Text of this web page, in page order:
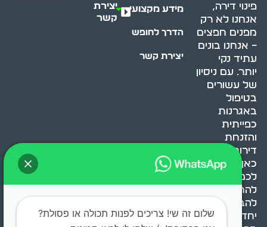
פינוי דירה,
אנחנו לא רק
מפנים חפצים
– אנחנו בונים
עתיד נקי
יותר. עם ניסיון
של עשורים
בטיפול
באגרנות
כפייתית
והזנחת
דירות, אנחנו
כאן כדי לעזור
לכם
להתמודד,
להבין ולשנות.
יחד, ניצור
מידע מקצועי
הדרך לחופש
יצירת קשר
יצירת
קשר
שלום זה שי! צריכים לפנות תכולה או פסולת?